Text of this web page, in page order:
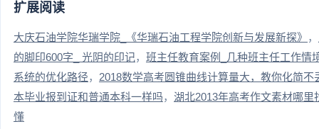
扩展阅读
大庆石油学院华瑞学院_《华瑞石油工程学院创新与发展新探》
的脚印600字_ 光阴的印记
班主任教育案例_几种班主任工作情
系统的优化路径
2018数学高考圆锥曲线计算量大，教你化简不
本毕业报到证和普通本科一样吗
湖北2013年高考作文素材哪里
懂